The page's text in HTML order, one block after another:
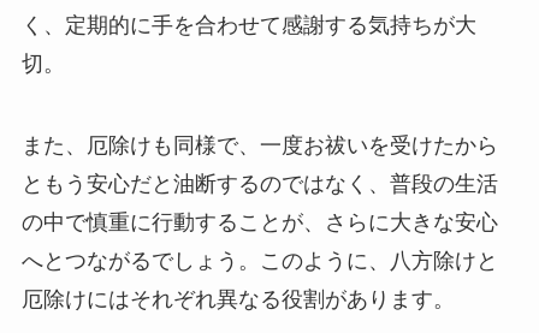
く、定期的に手を合わせて感謝する気持ちが大
切。
また、厄除けも同様で、一度お祓いを受けたから
ともう安心だと油断するのではなく、普段の生活
の中で慎重に行動することが、さらに大きな安心
へとつながるでしょう。このように、八方除けと
厄除けにはそれぞれ異なる役割があります。